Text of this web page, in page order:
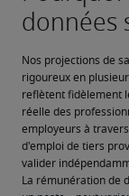
Nos projections de
rigoureux en
reflètent fidèlement
réelle des
employeurs à
d'emploi de tiers
valider
La rémunération